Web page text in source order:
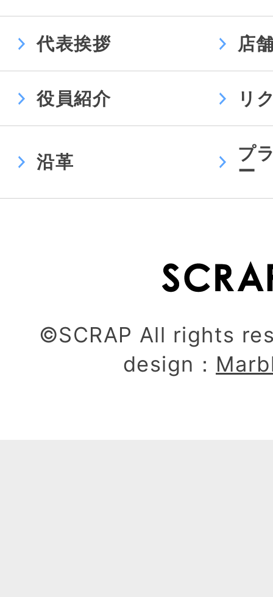
代表挨拶 店
役員紹介 リ
沿革
プ
ー
©SCRAP All rights
design：